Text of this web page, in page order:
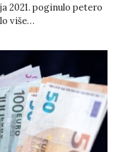
2021. poginulo petero
više…